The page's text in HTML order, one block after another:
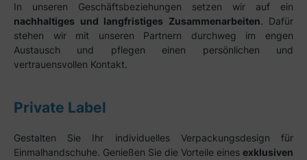
In unseren Geschäftsbeziehungen setzen wir auf ein
nachhaltiges und langfristiges Zusammenarbeiten. Dafür
stehen wir mit unseren Partnern durchweg im engen
Austausch und pflegen einen persönlichen und
vertrauensvollen Kontakt.
Private Label
Gestalten Sie Ihr individuelles Verpackungsdesign für
Einmalhandschuhe. Genießen Sie die Vorteile eines exklusiven